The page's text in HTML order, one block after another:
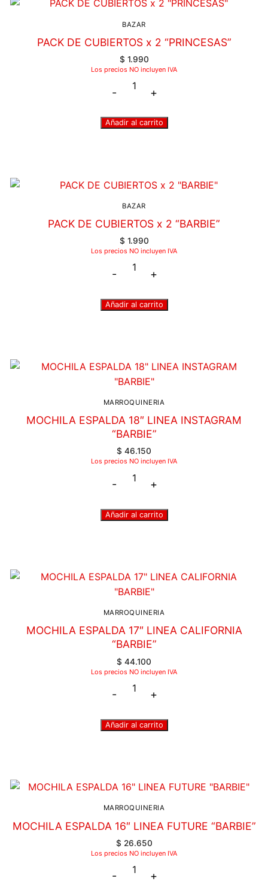
BAZAR
PACK DE CUBIERTOS x 2 “PRINCESAS”
$ 1.990
Los precios NO incluyen IVA
- +
Añadir al carrito
BAZAR
PACK DE CUBIERTOS x 2 “BARBIE”
$ 1.990
Los precios NO incluyen IVA
- +
Añadir al carrito
MARROQUINERIA
MOCHILA ESPALDA 18″ LINEA INSTAGRAM
“BARBIE”
$ 46.150
Los precios NO incluyen IVA
- +
Añadir al carrito
MARROQUINERIA
MOCHILA ESPALDA 17″ LINEA CALIFORNIA
“BARBIE”
$ 44.100
Los precios NO incluyen IVA
- +
Añadir al carrito
MARROQUINERIA
MOCHILA ESPALDA 16″ LINEA FUTURE “BARBIE”
$ 26.650
Los precios NO incluyen IVA
- +